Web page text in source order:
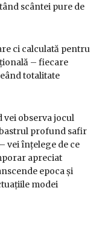
scântei pure de
ci calculată pentru
– fiecare
totalitate
vei observa jocul
profund safir
vei înțelege de ce
apreciat
epoca și
modei